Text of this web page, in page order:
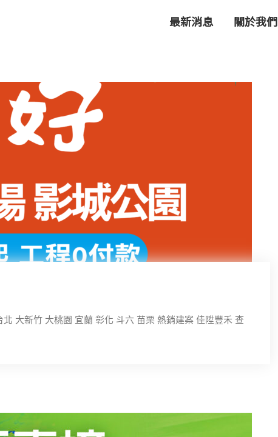
最新消息 關於我們
大新竹 大桃園 宜蘭 彰化 斗六 苗栗 熱銷建案 佳陞豐禾 查